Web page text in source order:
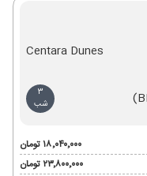
Centara Dunes
3
شب
۱۸٬۰۴۰٬۰۰۰ تومان
۲۳٬۸۰۰٬۰۰۰ تومان